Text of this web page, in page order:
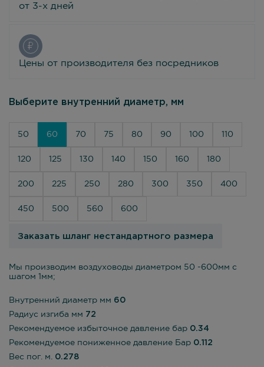
от 3-х дней
Цены от производителя без посредников
Выберите внутренний диаметр, мм
50 60 70 75 80 90 100 110
120 125 130 140 150 160 180
200 225 250 280 300 350 400
450 500 560 600
Заказать шланг нестандартного размера
Мы производим воздуховоды диаметром 50 -600мм с
шагом 1мм;
Внутренний диаметр мм 60
Радиус изгиба мм 72
Рекомендуемое избыточное давление бар 0.34
Рекомендуемое пониженное давление Бар 0.112
Вес пог. м. 0.278